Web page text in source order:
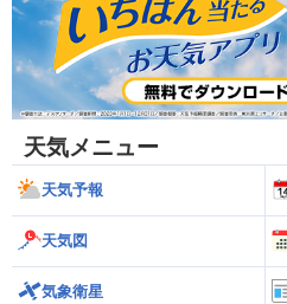
天気メニュー
天気予報
天気図
気象衛星